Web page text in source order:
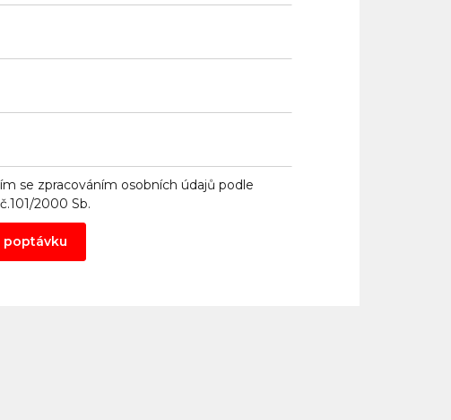
se zpracováním osobních údajů podle
2000 Sb.
poptávku